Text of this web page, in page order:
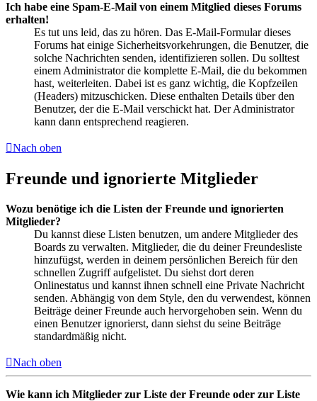
Ich habe eine Spam-E-Mail von einem Mitglied dieses Forums
erhalten!
Es tut uns leid, das zu hören. Das E-Mail-Formular dieses
Forums hat einige Sicherheitsvorkehrungen, die Benutzer, die
solche Nachrichten senden, identifizieren sollen. Du solltest
einem Administrator die komplette E-Mail, die du bekommen
hast, weiterleiten. Dabei ist es ganz wichtig, die Kopfzeilen
(Headers) mitzuschicken. Diese enthalten Details über den
Benutzer, der die E-Mail verschickt hat. Der Administrator
kann dann entsprechend reagieren.
Nach oben
Freunde und ignorierte Mitglieder
Wozu benötige ich die Listen der Freunde und ignorierten
Mitglieder?
Du kannst diese Listen benutzen, um andere Mitglieder des
Boards zu verwalten. Mitglieder, die du deiner Freundesliste
hinzufügst, werden in deinem persönlichen Bereich für den
schnellen Zugriff aufgelistet. Du siehst dort deren
Onlinestatus und kannst ihnen schnell eine Private Nachricht
senden. Abhängig von dem Style, den du verwendest, können
Beiträge deiner Freunde auch hervorgehoben sein. Wenn du
einen Benutzer ignorierst, dann siehst du seine Beiträge
standardmäßig nicht.
Nach oben
Wie kann ich Mitglieder zur Liste der Freunde oder zur Liste